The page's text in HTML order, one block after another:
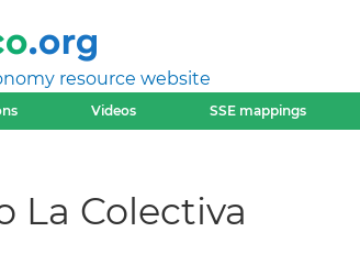
resource website
Videos SSE mappings
La Colectiva